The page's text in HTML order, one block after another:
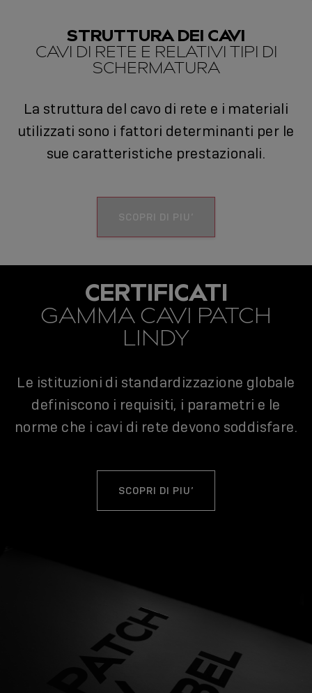
STRUTTURA DEI CAVI
CAVI DI RETE E RELATIVI TIPI DI
SCHERMATURA
La struttura del cavo di rete e i materiali
utilizzati sono i fattori determinanti per le
sue caratteristiche prestazionali.
SCOPRI DI PIU’
CERTIFICATI
GAMMA CAVI PATCH
LINDY
Le istituzioni di standardizzazione globale
definiscono i requisiti, i parametri e le
norme che i cavi di rete devono soddisfare.
SCOPRI DI PIU’